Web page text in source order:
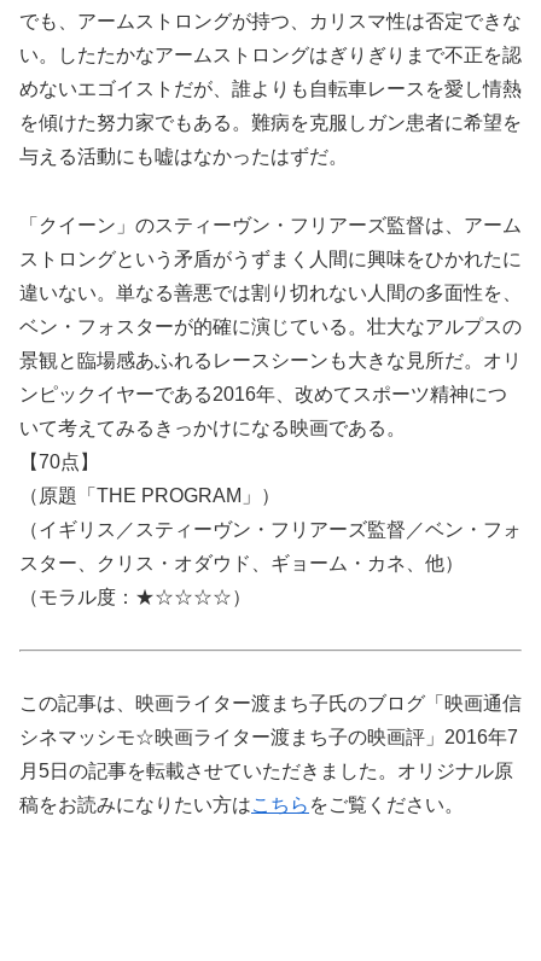
でも、アームストロングが持つ、カリスマ性は否定できな
い。したたかなアームストロングはぎりぎりまで不正を認
めないエゴイストだが、誰よりも自転車レースを愛し情熱
を傾けた努力家でもある。難病を克服しガン患者に希望を
与える活動にも嘘はなかったはずだ。
「クイーン」のスティーヴン・フリアーズ監督は、アーム
ストロングという矛盾がうずまく人間に興味をひかれたに
違いない。単なる善悪では割り切れない人間の多面性を、
ベン・フォスターが的確に演じている。壮大なアルプスの
景観と臨場感あふれるレースシーンも大きな見所だ。オリ
ンピックイヤーである2016年、改めてスポーツ精神につ
いて考えてみるきっかけになる映画である。
【70点】
（原題「THE PROGRAM」）
（イギリス／スティーヴン・フリアーズ監督／ベン・フォ
スター、クリス・オダウド、ギョーム・カネ、他）
（モラル度：★☆☆☆☆）
この記事は、映画ライター渡まち子氏のブログ「映画通信
シネマッシモ☆映画ライター渡まち子の映画評」2016年7
月5日の記事を転載させていただきました。オリジナル原
稿をお読みになりたい方はこちら をご覧ください。